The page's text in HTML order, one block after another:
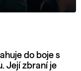
do boje s
Její zbraní je